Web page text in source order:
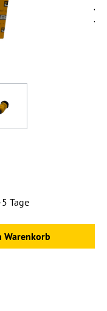
Tage
Warenkorb